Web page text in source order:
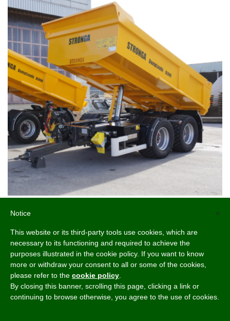
×
Notice
This website or its third-party tools use cookies, which are
necessary to its functioning and required to achieve the
purposes illustrated in the cookie policy. If you want to know
more or withdraw your consent to all or some of the cookies,
please refer to the cookie policy
By closing this banner, scrolling this page, clicking a link or
continuing to browse otherwise, you agree to the use of cookies.